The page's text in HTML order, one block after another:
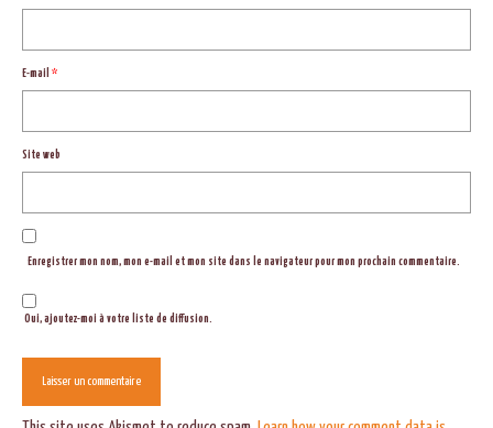
E-mail *
Site web
Enregistrer mon nom, mon e-mail et mon site dans le navigateur pour mon prochain commentaire.
Oui, ajoutez-moi à votre liste de diffusion.